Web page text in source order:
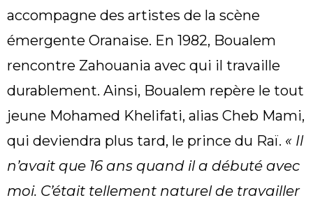
accompagne des artistes de la scène
émergente Oranaise. En 1982, Boualem
rencontre Zahouania avec qui il travaille
durablement. Ainsi, Boualem repère le tout
jeune Mohamed Khelifati, alias Cheb Mami,
qui deviendra plus tard, le prince du Raï. « Il
n’avait que 16 ans quand il a débuté avec
moi. C’était tellement naturel de travailler